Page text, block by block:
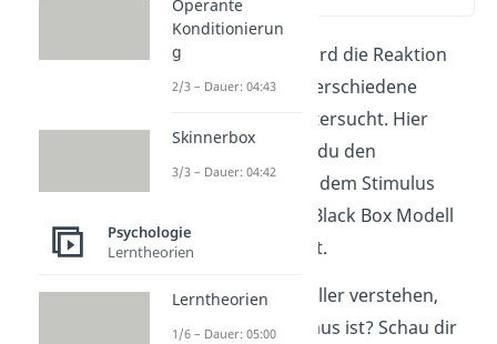
Im Behaviorismus wird die Reaktion
von Menschen auf verschiedene
Umwelteinflüsse untersucht. Hier
erklären wir dir, wie du den
Zusammenhang mit dem Stimulus
Response und dem Black Box Modell
verdeutlichen kannst.
Du willst noch schneller verstehen,
was der Behaviorismus ist? Schau dir
Operante
Konditionierun
g
2/3 – Dauer: 04:43
Skinnerbox
3/3 – Dauer: 04:42
Psychologie
Lerntheorien
Lerntheorien
1/6 – Dauer: 05:00